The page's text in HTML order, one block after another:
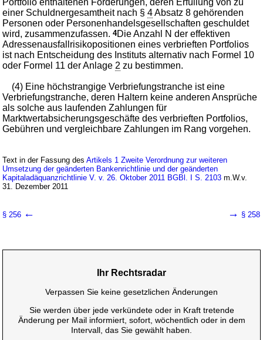
einer Schuldnergesamtheit nach §4Absatz 8 gehörenden
Personen oder Personenhandelsgesellschaften geschuldet
wird, zusammenzufassen.4Die Anzahl N der effektiven
Adressenausfallrisikopositionen eines verbrieften Portfolios
ist nach Entscheidung des Instituts alternativ nach Formel 10
oder Formel 11 der Anlage 2 zu bestimmen.
(4) Eine höchstrangige Verbriefungstranche ist eine
Verbriefungstranche, deren Haltern keine anderen Ansprüche
als solche aus laufenden Zahlungen für
Marktwertabsicherungsgeschäfte des verbrieften Portfolios,
Gebühren und vergleichbare Zahlungen im Rang vorgehen.
Text in der Fassung desArtikels 1 Zweite Verordnung zur weiteren
Umsetzung der geänderten Bankenrichtlinie und der geänderten
Kapitaladäquanzrichtlinie V. v. 26. Oktober 2011 BGBl. I S. 2103 m.W.v.
31. Dezember 2011
§ 256 ← → § 258
Ihr Rechtsradar
Verpassen Sie keine gesetzlichen Änderungen
Sie werden über jede verkündete oder in Kraft tretende
Änderung per Mail informiert, sofort, wöchentlich oder in dem
Intervall, das Sie gewählt haben.